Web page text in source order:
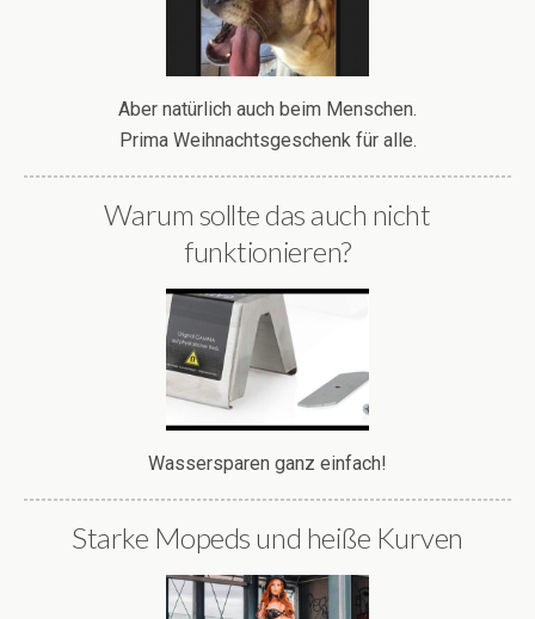
Aber natürlich auch beim Menschen.
Prima Weihnachtsgeschenk für alle.
Warum sollte das auch nicht
funktionieren?
Wassersparen ganz einfach!
Starke Mopeds und heiße Kurven